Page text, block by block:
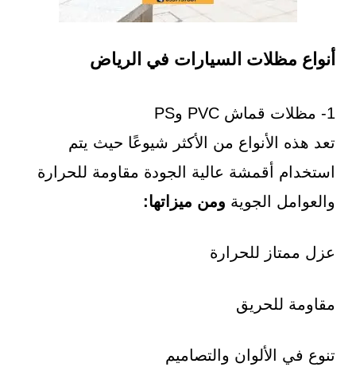
أنواع مظلات السيارات في الرياض
1- مظلات قماش PVC وPS
تعد هذه الأنواع من الأكثر شيوعًا حيث يتم
استخدام أقمشة عالية الجودة مقاومة للحرارة
والعوامل الجوية ومن ميزاتها:
عزل ممتاز للحرارة
مقاومة للحريق
تنوع في الألوان والتصاميم